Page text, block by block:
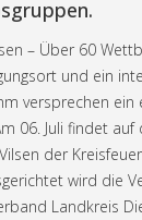
– Über 60
und ein
versprechen ein
06. Juli findet
der
wird die
Landkreis